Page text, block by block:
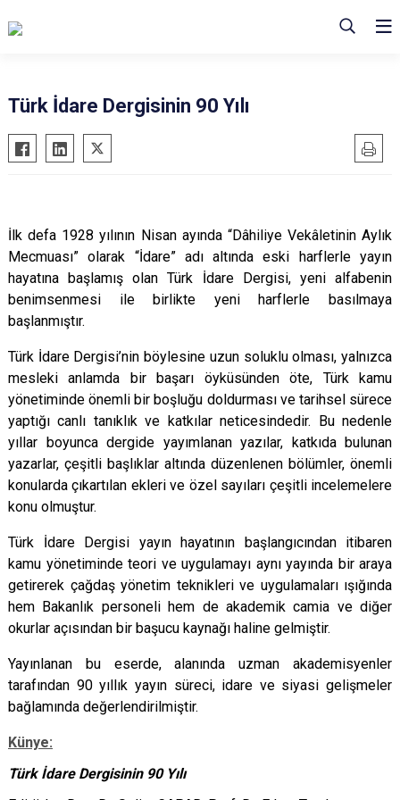
Türk İdare Dergisinin 90 Yılı
İlk defa 1928 yılının Nisan ayında “Dâhiliye Vekâletinin Aylık
Mecmuası” olarak “İdare” adı altında eski harflerle yayın
hayatına başlamış olan Türk İdare Dergisi, yeni alfabenin
benimsenmesi ile birlikte yeni harflerle basılmaya
başlanmıştır.
Türk İdare Dergisi’nin böylesine uzun soluklu olması, yalnızca
mesleki anlamda bir başarı öyküsünden öte, Türk kamu
yönetiminde önemli bir boşluğu doldurması ve tarihsel sürece
yaptığı canlı tanıklık ve katkılar neticesindedir. Bu nedenle
yıllar boyunca dergide yayımlanan yazılar, katkıda bulunan
yazarlar, çeşitli başlıklar altında düzenlenen bölümler, önemli
konularda çıkartılan ekleri ve özel sayıları çeşitli incelemelere
konu olmuştur.
Türk İdare Dergisi yayın hayatının başlangıcından itibaren
kamu yönetiminde teori ve uygulamayı aynı yayında bir araya
getirerek çağdaş yönetim teknikleri ve uygulamaları ışığında
hem Bakanlık personeli hem de akademik camia ve diğer
okurlar açısından bir başucu kaynağı haline gelmiştir.
Yayınlanan bu eserde, alanında uzman akademisyenler
tarafından 90 yıllık yayın süreci, idare ve siyasi gelişmeler
bağlamında değerlendirilmiştir.
Künye:
Türk İdare Dergisinin 90 Yılı